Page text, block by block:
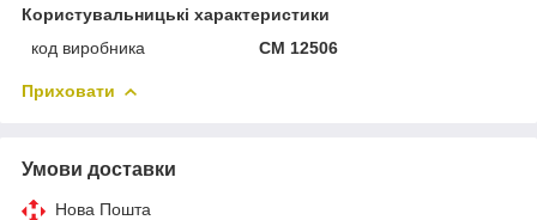
Користувальницькі характеристики
код виробника
CM 12506
Приховати
Умови доставки
Нова Пошта